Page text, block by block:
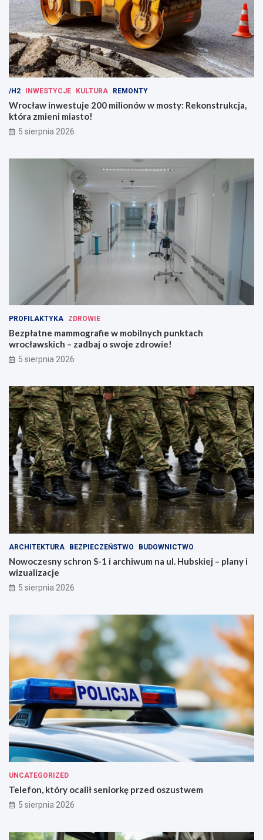
/H2 INWESTYCJE KULTURA REMONTY
Wrocław inwestuje 200 milionów w mosty: Rekonstrukcja,
która zmieni miasto!
5 sierpnia 2026
PROFILAKTYKA ZDROWIE
Bezpłatne mammografie w mobilnych punktach
wrocławskich – zadbaj o swoje zdrowie!
5 sierpnia 2026
ARCHITEKTURA BEZPIECZEŃSTWO BUDOWNICTWO
Nowoczesny schron S-1 i archiwum na ul. Hubskiej – plany i
wizualizacje
5 sierpnia 2026
UNCATEGORIZED
Telefon, który ocalił seniorkę przed oszustwem
5 sierpnia 2026